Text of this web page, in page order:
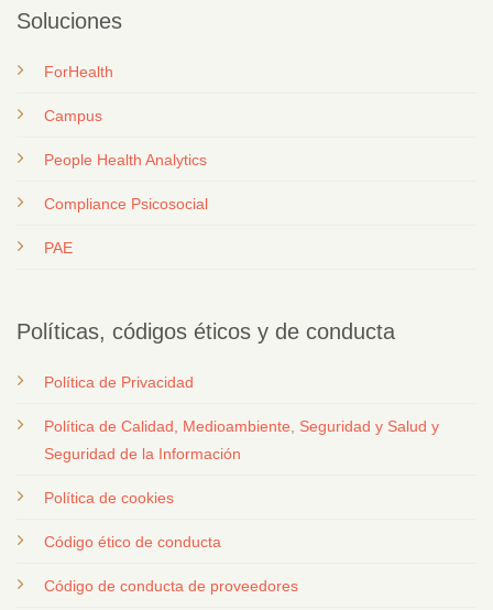
Soluciones
ForHealth
Campus
People Health Analytics
Compliance Psicosocial
PAE
Políticas, códigos éticos y de conducta
Política de Privacidad
Política de Calidad, Medioambiente, Seguridad y Salud y
Seguridad de la Información
Política de cookies
Código ético de conducta
Código de conducta de proveedores